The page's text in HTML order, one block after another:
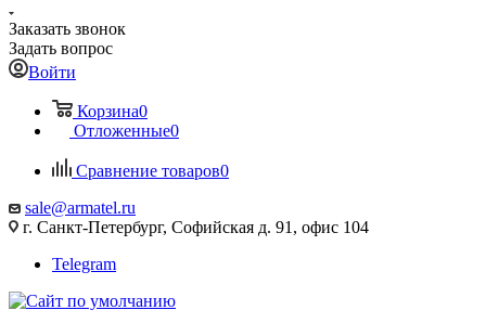
Заказать звонок
Задать вопрос
Войти
Корзина0
Отложенные0
Сравнение товаров0
sale@armatel.ru
г. Санкт-Петербург, Софийская д. 91, офис 104
Telegram